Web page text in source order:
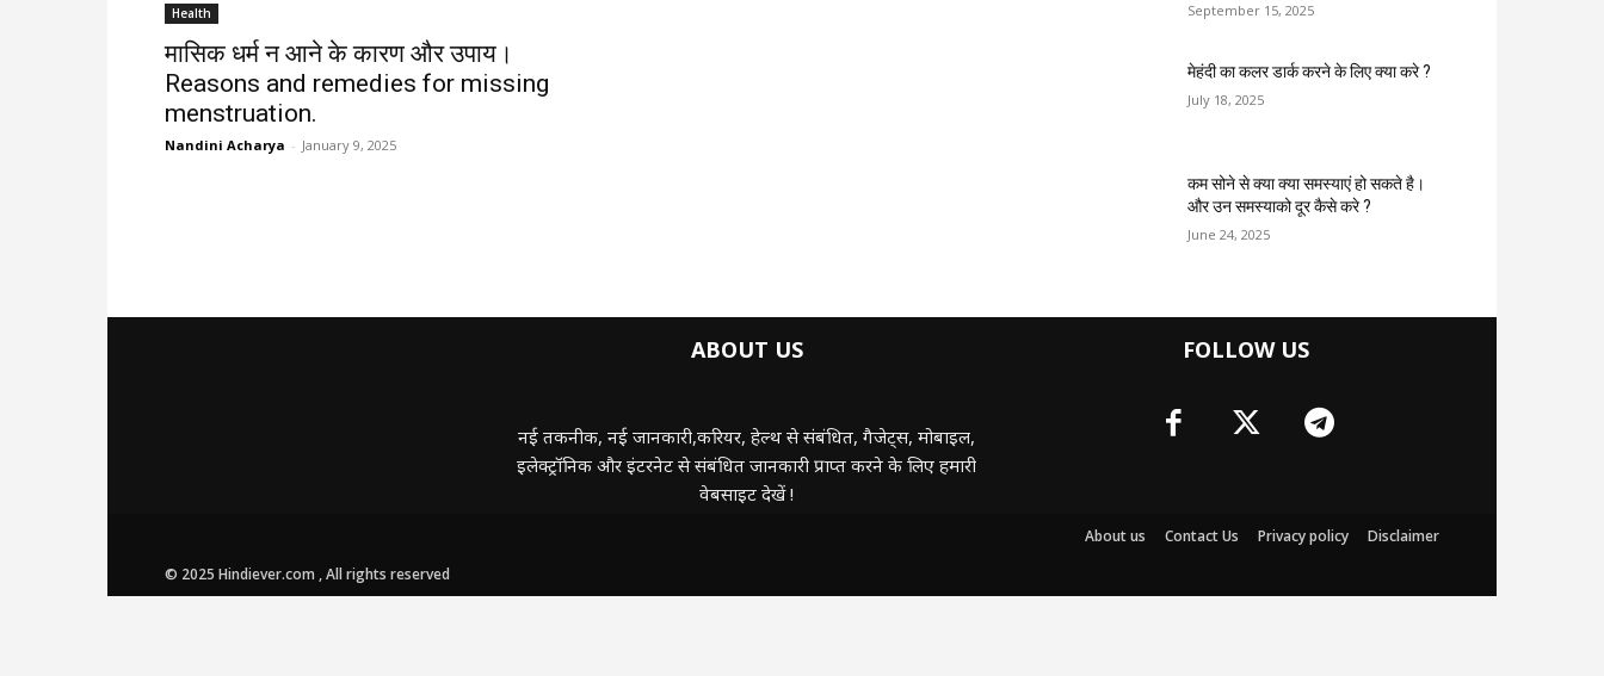
Health
मासिक धर्म न आने के कारण और उपाय।
Reasons and remedies for missing
menstruation.
Nandini Acharya - January 9, 2025
September 15, 2025
मेहंदी का कलर डार्क करने के लिए क्या करे ?
July 18, 2025
कम सोने से क्या क्या समस्याएं हो सकते है।
और उन समस्याको दूर कैसे करे ?
June 24, 2025
ABOUT US
नई तकनीक, नई जानकारी,करियर, हेल्थ से संबंधित, गैजेट्स, मोबाइल,
इलेक्ट्रॉनिक और इंटरनेट से संबंधित जानकारी प्राप्त करने के लिए हमारी
वेबसाइट देखें !
FOLLOW US
© 2025 Hindiever.com , All rights reserved
About us Contact Us Privacy policy Disclaimer